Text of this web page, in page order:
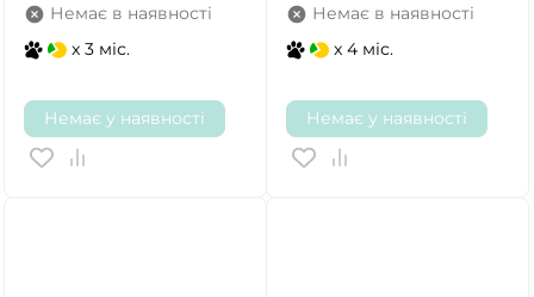
Немає в наявності
x 3 міс.
Немає у наявності
Немає в наявності
x 4 міс.
Немає у наявності